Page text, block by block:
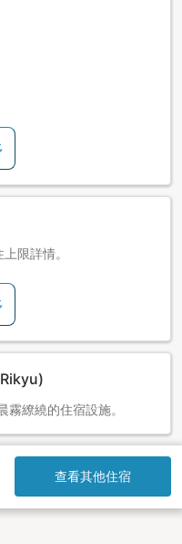
限詳情。
繚繞的住宿設施。
查看其他住宿